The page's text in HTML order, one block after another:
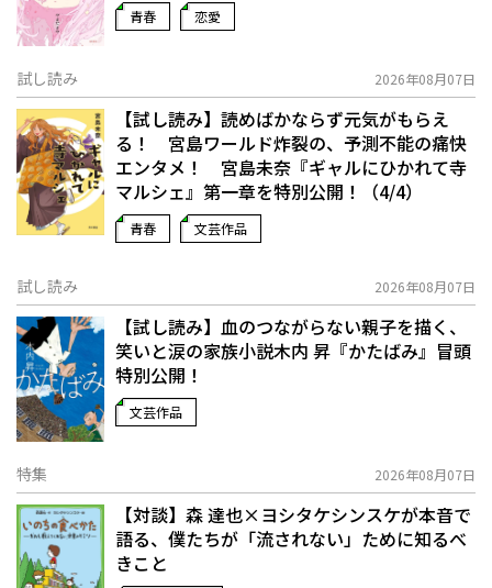
青春 恋愛
試し読み 2026年08月07日
【試し読み】読めばかならず元気がもらえ
る！ 宮島ワールド炸裂の、予測不能の痛快
エンタメ！ 宮島未奈『ギャルにひかれて寺
マルシェ』第一章を特別公開！（4/4）
青春 文芸作品
試し読み 2026年08月07日
【試し読み】血のつながらない親子を描く、
笑いと涙の家族小説――木内 昇『かたばみ』冒頭
特別公開！
文芸作品
特集 2026年08月07日
【対談】森 達也×ヨシタケシンスケが本音で
語る、僕たちが「流されない」ために知るべ
きこと